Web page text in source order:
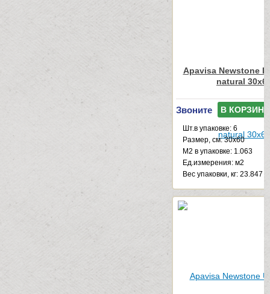
Apavisa Newstone
natural
Звоните В КОРЗИНУ
Шт.в упаковке: 6
Размер, см: 30x60
М2 в упаковке: 1.063
Ед.измерения: м2
Веc упаковки, кг: 23.847